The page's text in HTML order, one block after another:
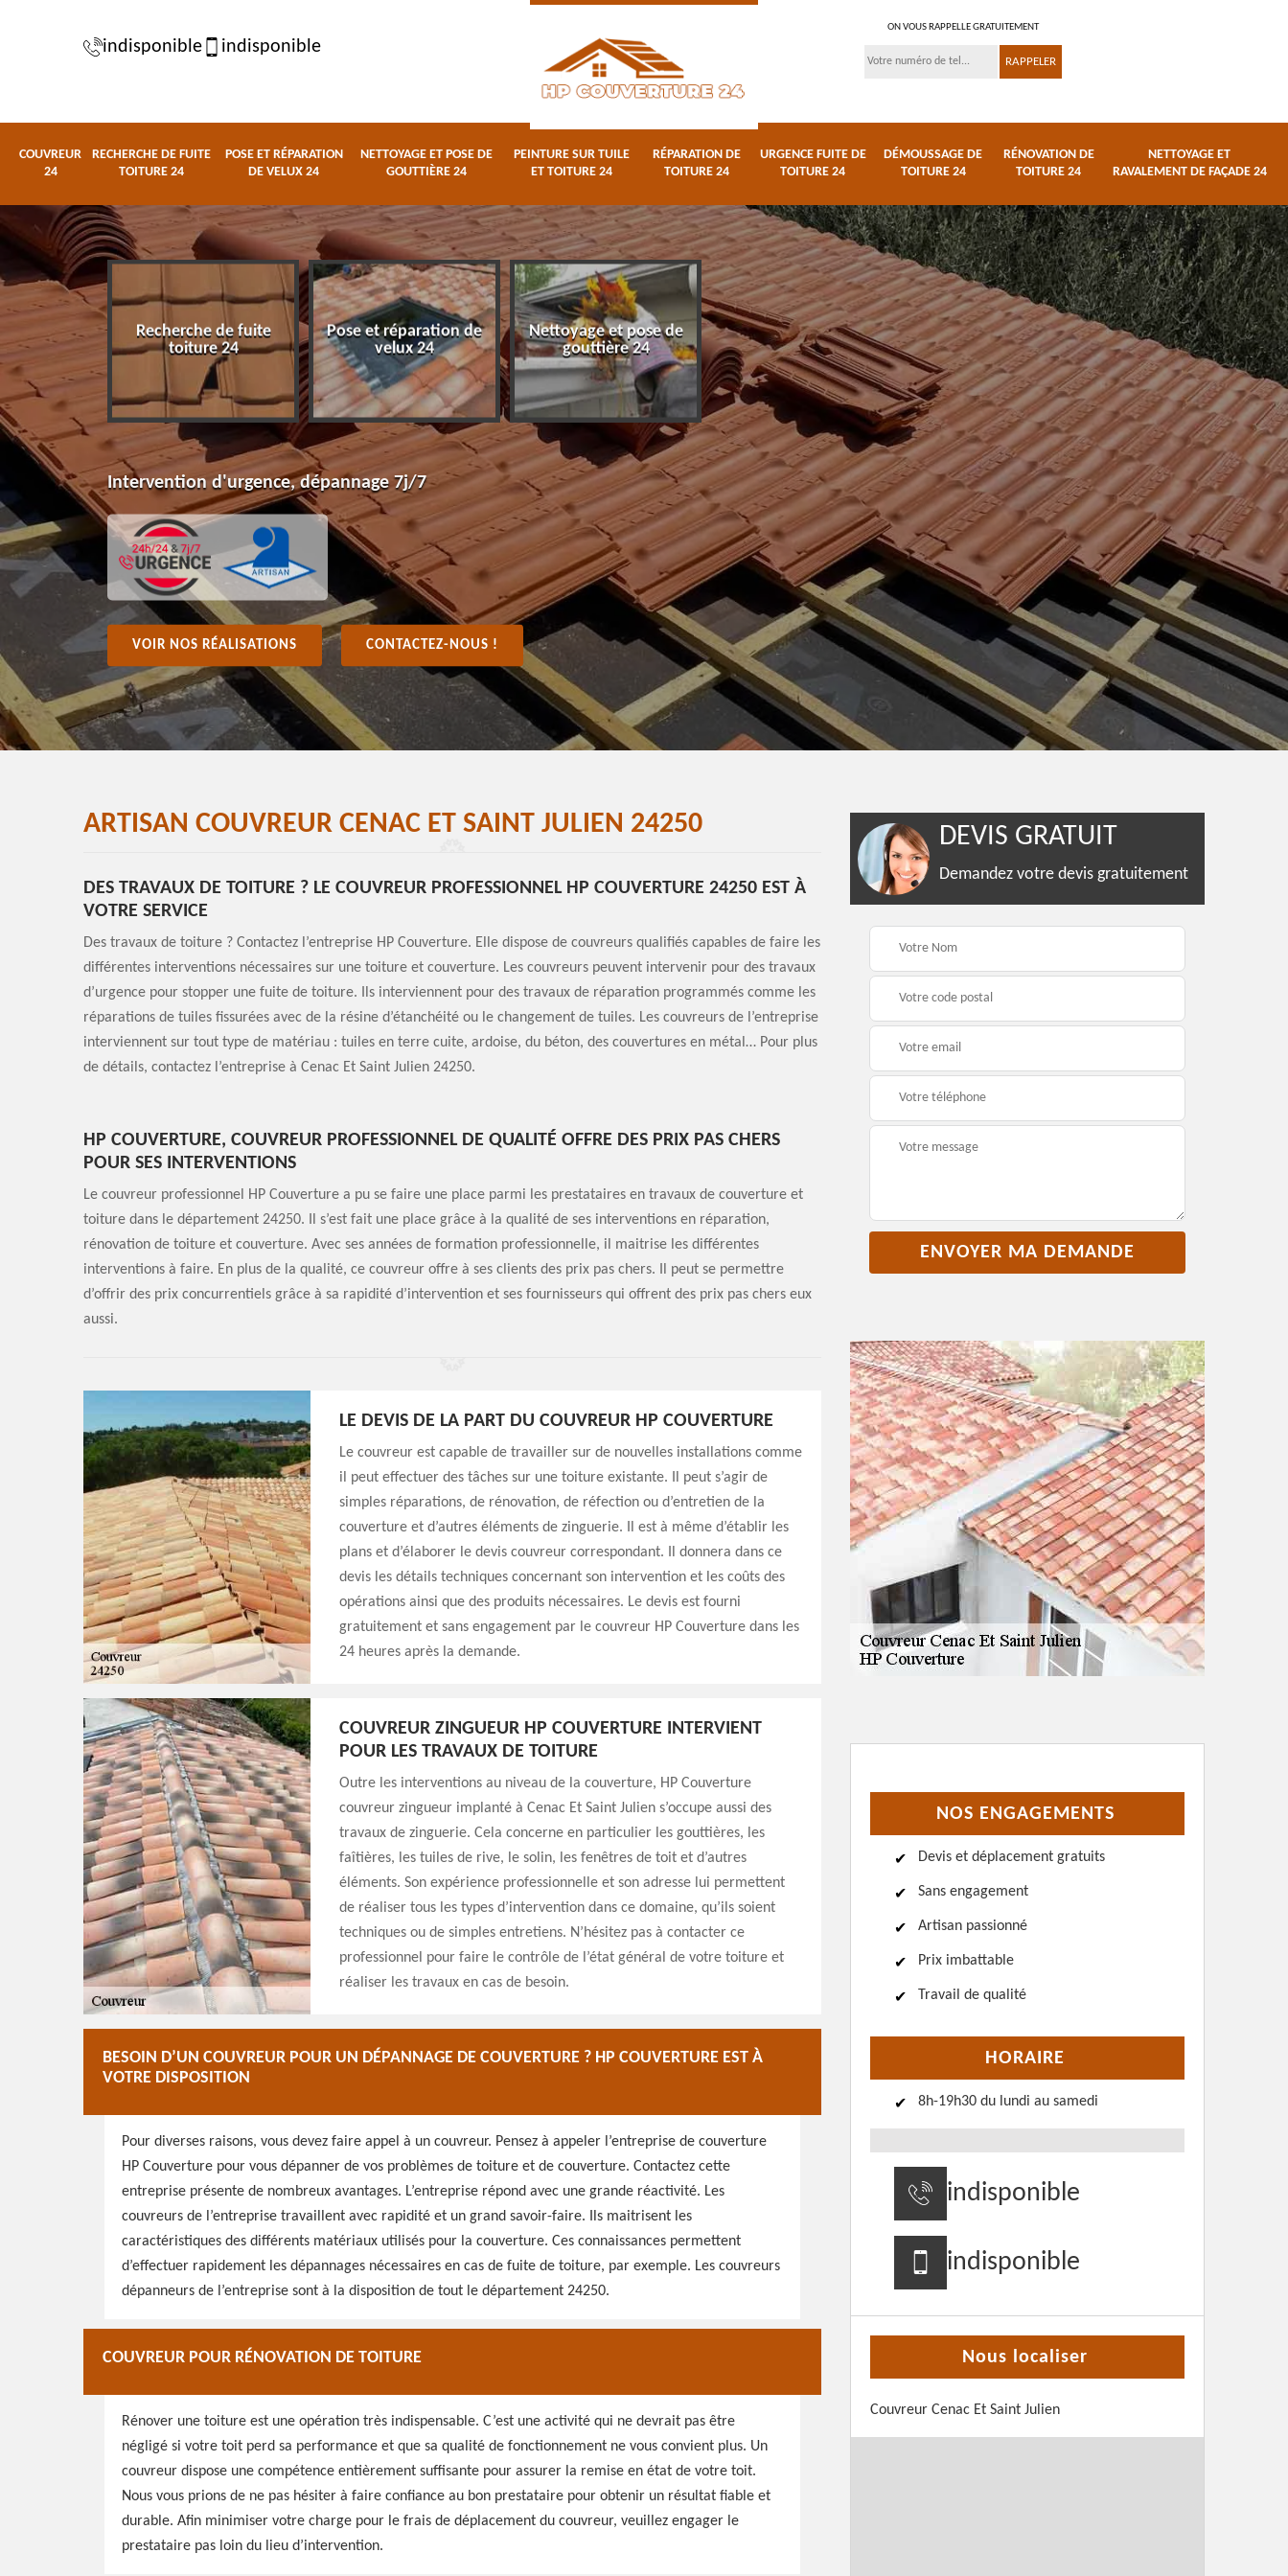
indisponible indisponible
ON VOUS RAPPELLE GRATUITEMENT
COUVREUR
24
RECHERCHE DE FUITE
TOITURE 24
POSE ET RÉPARATION
DE VELUX 24
NETTOYAGE ET POSE DE
GOUTTIÈRE 24
PEINTURE SUR TUILE
ET TOITURE 24
RÉPARATION DE
TOITURE 24
URGENCE FUITE DE
TOITURE 24
DÉMOUSSAGE DE
TOITURE 24
RÉNOVATION DE
TOITURE 24
NETTOYAGE ET
RAVALEMENT DE FAÇADE 24
24
Recherche de fuite
toiture 24
Pose et réparation de
velux 24
Nettoyage et pose de
gouttière 24
Peinture sur tuile et
toiture 24
Réparation de toiture
24
Urgence fuite de
toiture 24
Intervention d'urgence, dépannage 7j/7
VOIR NOS RÉALISATIONS CONTACTEZ-NOUS !
ARTISAN COUVREUR CENAC ET SAINT JULIEN 24250
DES TRAVAUX DE TOITURE ? LE COUVREUR PROFESSIONNEL HP COUVERTURE 24250 EST À
VOTRE SERVICE
Des travaux de toiture ? Contactez l’entreprise HP Couverture. Elle dispose de couvreurs qualifiés capables de faire les
différentes interventions nécessaires sur une toiture et couverture. Les couvreurs peuvent intervenir pour des travaux
d’urgence pour stopper une fuite de toiture. Ils interviennent pour des travaux de réparation programmés comme les
réparations de tuiles fissurées avec de la résine d’étanchéité ou le changement de tuiles. Les couvreurs de l’entreprise
interviennent sur tout type de matériau : tuiles en terre cuite, ardoise, du béton, des couvertures en métal… Pour plus
de détails, contactez l’entreprise à Cenac Et Saint Julien 24250.
HP COUVERTURE, COUVREUR PROFESSIONNEL DE QUALITÉ OFFRE DES PRIX PAS CHERS
POUR SES INTERVENTIONS
Le couvreur professionnel HP Couverture a pu se faire une place parmi les prestataires en travaux de couverture et
toiture dans le département 24250. Il s’est fait une place grâce à la qualité de ses interventions en réparation,
rénovation de toiture et couverture. Avec ses années de formation professionnelle, il maitrise les différentes
interventions à faire. En plus de la qualité, ce couvreur offre à ses clients des prix pas chers. Il peut se permettre
d’offrir des prix concurrentiels grâce à sa rapidité d’intervention et ses fournisseurs qui offrent des prix pas chers eux
aussi.
LE DEVIS DE LA PART DU COUVREUR HP COUVERTURE
Le couvreur est capable de travailler sur de nouvelles installations comme
il peut effectuer des tâches sur une toiture existante. Il peut s’agir de
simples réparations, de rénovation, de réfection ou d’entretien de la
couverture et d’autres éléments de zinguerie. Il est à même d’établir les
plans et d’élaborer le devis couvreur correspondant. Il donnera dans ce
devis les détails techniques concernant son intervention et les coûts des
opérations ainsi que des produits nécessaires. Le devis est fourni
gratuitement et sans engagement par le couvreur HP Couverture dans les
24 heures après la demande.
COUVREUR ZINGUEUR HP COUVERTURE INTERVIENT
POUR LES TRAVAUX DE TOITURE
Outre les interventions au niveau de la couverture, HP Couverture
couvreur zingueur implanté à Cenac Et Saint Julien s’occupe aussi des
travaux de zinguerie. Cela concerne en particulier les gouttières, les
faîtières, les tuiles de rive, le solin, les fenêtres de toit et d’autres
éléments. Son expérience professionnelle et son adresse lui permettent
de réaliser tous les types d’intervention dans ce domaine, qu’ils soient
techniques ou de simples entretiens. N’hésitez pas à contacter ce
professionnel pour faire le contrôle de l’état général de votre toiture et
réaliser les travaux en cas de besoin.
BESOIN D’UN COUVREUR POUR UN DÉPANNAGE DE COUVERTURE ? HP COUVERTURE EST À
VOTRE DISPOSITION
Pour diverses raisons, vous devez faire appel à un couvreur. Pensez à appeler l’entreprise de couverture
HP Couverture pour vous dépanner de vos problèmes de toiture et de couverture. Contactez cette
entreprise présente de nombreux avantages. L’entreprise répond avec une grande réactivité. Les
couvreurs de l’entreprise travaillent avec rapidité et un grand savoir-faire. Ils maitrisent les
caractéristiques des différents matériaux utilisés pour la couverture. Ces connaissances permettent
d’effectuer rapidement les dépannages nécessaires en cas de fuite de toiture, par exemple. Les couvreurs
dépanneurs de l’entreprise sont à la disposition de tout le département 24250.
COUVREUR POUR RÉNOVATION DE TOITURE
Rénover une toiture est une opération très indispensable. C’est une activité qui ne devrait pas être
négligé si votre toit perd sa performance et que sa qualité de fonctionnement ne vous convient plus. Un
couvreur dispose une compétence entièrement suffisante pour assurer la remise en état de votre toit.
Nous vous prions de ne pas hésiter à faire confiance au bon prestataire pour obtenir un résultat fiable et
durable. Afin minimiser votre charge pour le frais de déplacement du couvreur, veuillez engager le
prestataire pas loin du lieu d’intervention.
DEVIS GRATUIT
Demandez votre devis gratuitement
NOS ENGAGEMENTS
Devis et déplacement gratuits
Sans engagement
Artisan passionné
Prix imbattable
Travail de qualité
HORAIRE
8h-19h30 du lundi au samedi
indisponible
indisponible
Nous localiser
Couvreur Cenac Et Saint Julien